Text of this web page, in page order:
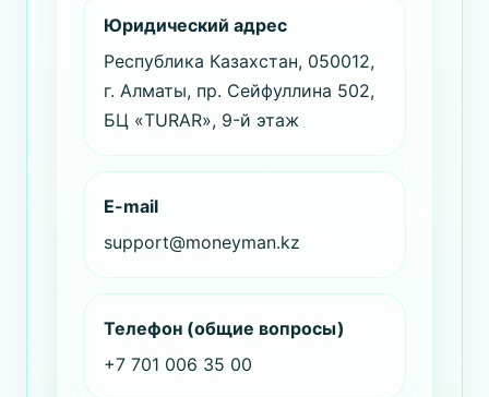
Юридический адрес
Республика Казахстан, 050012,
г. Алматы, пр. Сейфуллина 502,
БЦ «TURAR», 9-й этаж
E-mail
support@moneyman.kz
Телефон (общие вопросы)
+7 701 006 35 00